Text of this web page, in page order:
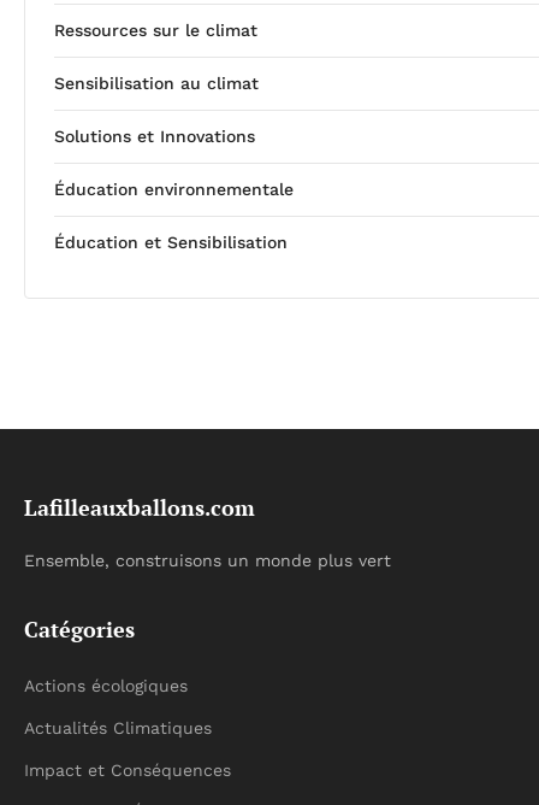
Ressources sur le climat
Sensibilisation au climat
Solutions et Innovations
Éducation environnementale
Éducation et Sensibilisation
Lafilleauxballons.com
Ensemble, construisons un monde plus vert
Catégories
Actions écologiques
Actualités Climatiques
Impact et Conséquences